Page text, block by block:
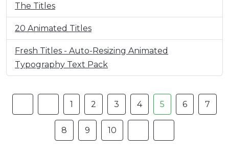
The Titles
20 Animated Titles
Fresh Titles - Auto-Resizing Animated
Typography Text Pack
1 2 3 4 5 6 7
8 9 10